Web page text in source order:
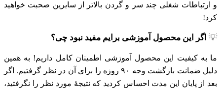
و ارتباطات شغلی چند سر و گردن بالاتر از سایرین صحبت خواهید
کرد!
💡 اگر این محصول آموزشی برایم مفید نبود چی؟
ما به کیفیت این محصول آموزشی اطمینان کامل داریم! به همین
دلیل ضمانت بازگشت وجه ۹۰ روزه را برای آن در نظر گرفتیم. اگر
بعد از پایان این مدت احساس کردید که نتیجهٔ مورد نظر را نگرفتید،